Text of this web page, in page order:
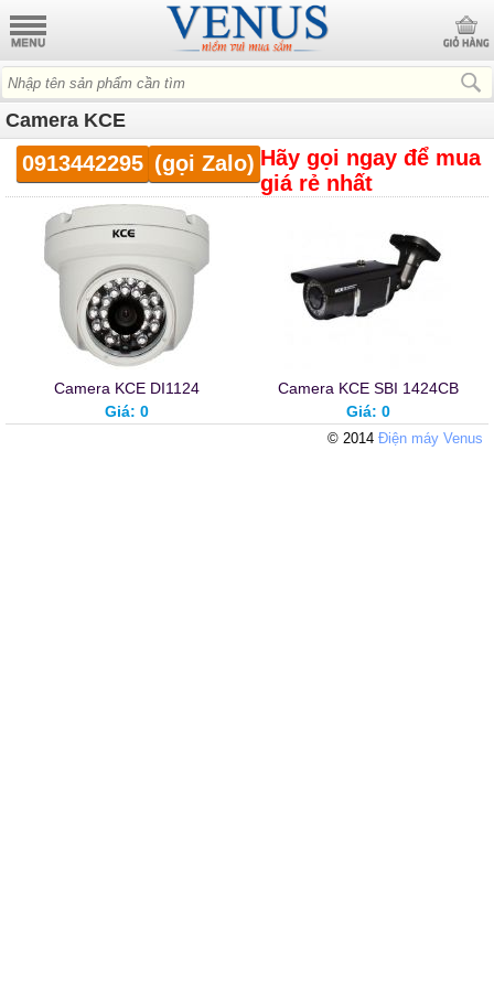
Camera KCE
Hãy gọi ngay
0913442295 (gọi Zalo)
để mua
giá rẻ nhất
Camera KCE DI1124
Giá: 0
Camera KCE SBI 1424CB
Giá: 0
© 2014 Điện máy Venus